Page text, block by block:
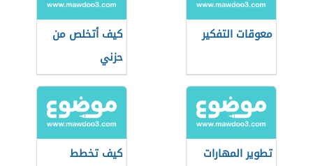
معوقات التفكير
كيف أتخلص من
حزني
تطوير المهارات
كيف تخطط